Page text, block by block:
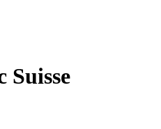
Suisse